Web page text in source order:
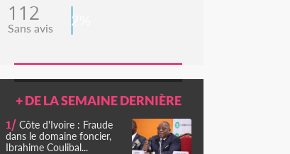
112
Sans avis 2%
+ DE LA SEMAINE DERNIÈRE
1/ Côte d'Ivoire : Fraude
dans le domaine foncier,
Ibrahime Coulibal...